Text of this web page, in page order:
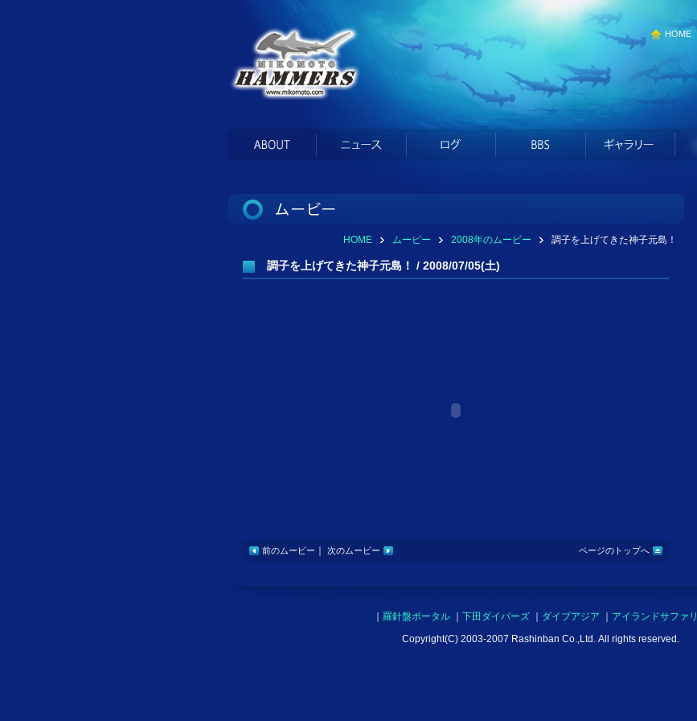
HOME
HOME ムービー 2008年のムービー 調子を上げてきた神子元島！
調子を上げてきた神子元島！ / 2008/07/05(土)
前のムービー 次のムービー ページのトップへ
羅針盤ポータル 下田ダイバーズ ダイブアジア アイランドサファリ
Copyright(C) 2003-2007 Rashinban Co.,Ltd. All rights reserved.